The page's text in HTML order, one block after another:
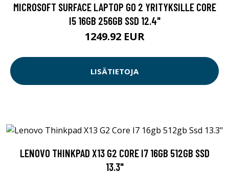
MICROSOFT SURFACE LAPTOP GO 2 YRITYKSILLE CORE
I5 16GB 256GB SSD 12.4"
1249.92 EUR
LISÄTIETOJA
LENOVO THINKPAD X13 G2 CORE I7 16GB 512GB SSD
13.3"